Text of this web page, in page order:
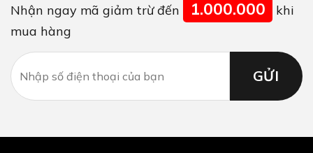
Nhận ngay mã giảm trừ đến 1.000.000
khi
mua hàng